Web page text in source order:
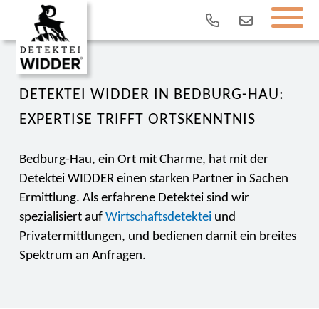
DETEKTEI WIDDER IN BEDBURG-HAU:
EXPERTISE TRIFFT ORTSKENNTNIS
Bedburg-Hau, ein Ort mit Charme, hat mit der
Detektei WIDDER einen starken Partner in Sachen
Ermittlung. Als erfahrene Detektei sind wir
spezialisiert auf Wirtschaftsdetekteiund
Privatermittlungen, und bedienen damit ein breites
Spektrum an Anfragen.